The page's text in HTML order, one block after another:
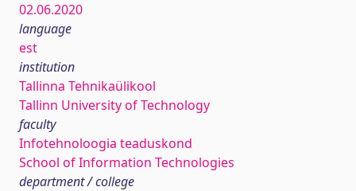
02.06.2020
language
est
institution
Tallinna Tehnikaülikool
Tallinn University of Technology
faculty
Infotehnoloogia teaduskond
School of Information Technologies
department / college